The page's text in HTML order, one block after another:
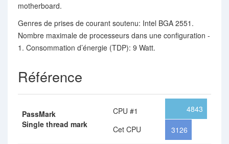
motherboard.
Genres de prises de courant soutenu: Intel BGA 2551.
Nombre maximale de processeurs dans une configuration -
1. Consommation d’énergie (TDP): 9 Watt.
Référence
PassMark
Single thread mark
CPU #1
Cet CPU
4843
3126